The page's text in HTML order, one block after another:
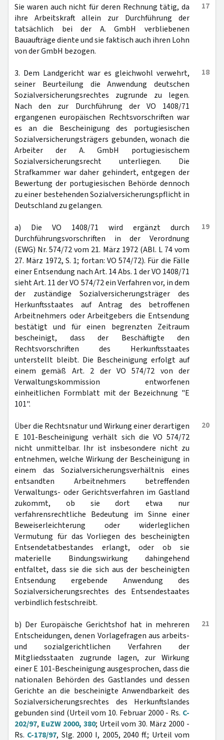
17
Sie waren auch nicht für deren Rechnung tätig, da
ihre Arbeitskraft allein zur Durchführung der
tatsächlich bei der A. GmbH verbliebenen
Bauaufträge diente und sie faktisch auch ihren Lohn
von der GmbH bezogen.
18
3. Dem Landgericht war es gleichwohl verwehrt,
seiner Beurteilung die Anwendung deutschen
Sozialversicherungsrechtes zugrunde zu legen.
Nach den zur Durchführung der VO 1408/71
ergangenen europäischen Rechtsvorschriften war
es an die Bescheinigung des portugiesischen
Sozialversicherungsträgers gebunden, wonach die
Arbeiter der A. GmbH portugiesischem
Sozialversicherungsrecht unterliegen. Die
Strafkammer war daher gehindert, entgegen der
Bewertung der portugiesischen Behörde dennoch
zu einer bestehenden Sozialversicherungspflicht in
Deutschland zu gelangen.
19
a) Die VO 1408/71 wird ergänzt durch
Durchführungsvorschriften in der Verordnung
(EWG) Nr. 574/72 vom 21. März 1972 (ABl. L 74 vom
27. März 1972, S. 1; fortan: VO 574/72). Für die Fälle
einer Entsendung nach Art. 14 Abs. 1 der VO 1408/71
sieht Art. 11 der VO 574/72 ein Verfahren vor, in dem
der zuständige Sozialversicherungsträger des
Herkunftsstaates auf Antrag des betroffenen
Arbeitnehmers oder Arbeitgebers die Entsendung
bestätigt und für einen begrenzten Zeitraum
bescheinigt, dass der Beschäftigte den
Rechtsvorschriften des Herkunftsstaates
unterstellt bleibt. Die Bescheinigung erfolgt auf
einem gemäß Art. 2 der VO 574/72 von der
Verwaltungskommission entworfenen
einheitlichen Formblatt mit der Bezeichnung "E
101".
20
Über die Rechtsnatur und Wirkung einer derartigen
E 101-Bescheinigung verhält sich die VO 574/72
nicht unmittelbar. Ihr ist insbesondere nicht zu
entnehmen, welche Wirkung der Bescheinigung in
einem das Sozialversicherungsverhältnis eines
entsandten Arbeitnehmers betreffenden
Verwaltungs- oder Gerichtsverfahren im Gastland
zukommt, ob sie dort etwa nur
verfahrensrechtliche Bedeutung im Sinne einer
Beweiserleichterung oder widerleglichen
Vermutung für das Vorliegen des bescheinigten
Entsendetatbestandes erlangt, oder ob sie
materielle Bindungswirkung dahingehend
entfaltet, dass sie die sich aus der bescheinigten
Entsendung ergebende Anwendung des
Sozialversicherungsrechtes des Entsendestaates
verbindlich festschreibt.
21
b) Der Europäische Gerichtshof hat in mehreren
Entscheidungen, denen Vorlagefragen aus arbeits-
und sozialgerichtlichen Verfahren der
Mitgliedsstaaten zugrunde lagen, zur Wirkung
einer E 101-Bescheinigung ausgesprochen, dass die
nationalen Behörden des Gastlandes und dessen
Gerichte an die bescheinigte Anwendbarkeit des
Sozialversicherungsrechtes des Herkunftslandes
gebunden sind (Urteil vom 10. Februar 2000 - Rs. C-
202/97, EuZW 2000, 380; Urteil vom 30. März 2000 -
Rs. C-178/97, Slg. 2000 I, 2005, 2040 ff.; Urteil vom